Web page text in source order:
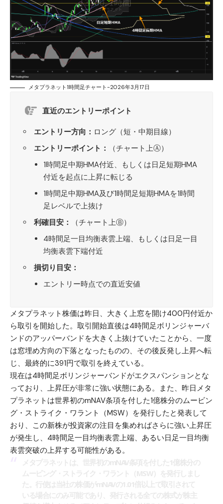
メタプラネット1時間足チャート-2026年3月17日
直近のエントリーポイント
エントリー方向： ロング（短・中期目線）
エントリーポイント：
（チャート上Ⓐ）
1時間足中期HMA付近、もしくは日足短期HMA
付近を起点に上昇に転じる
1時間足中期HMA及び1時間足短期HMAを1時間
足レベルで上抜け
利確目安：
（チャート上Ⓑ）
4時間足一目均衡表雲上端、もしくは日足一目
均衡表雲下端付近
損切り目安：
エントリー時点での直近安値
メタプラネット株価は昨日、大きく上窓を開け400円付近か
ら取引を開始した。取引開始直後は4時間足ボリンジャーバ
ンドのアッパーバンドを大きく上抜けていたことから、一度
は窓埋め方向の下落となったものの、その後反発し上昇へ転
じ、最終的に391円で取引を終えている。
現在は4時間足ボリンジャーバンドがエクスパンションとな
っており、上昇圧が非常に強い状態にある。また、昨日メタ
プラネットは世界初のmNAV条項を付した1億株分のムービン
グ・ストライク・ワラント（MSW）を発行したと発表して
おり、この新株が投資家の注目を集めればさらに強い上昇圧
が発生し、4時間足一目均衡表雲上端、あるい日足一目均衡
表雲突破の上昇する可能性がある。